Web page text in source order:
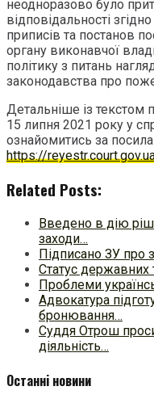
неодноразово було
відповідальності
приписів та постанов
органу виконавчої
політику з питань
законодавства про
Детальніше із текстом
15 липня 2021 року у
ознайомитись за
https://
Related Posts:
Введено в дію
заходи…
Підписано ЗУ про
Статус державних
Проблеми
Адвокатура
бронювання…
Суддя Отрош
діяльність…
Останні новини